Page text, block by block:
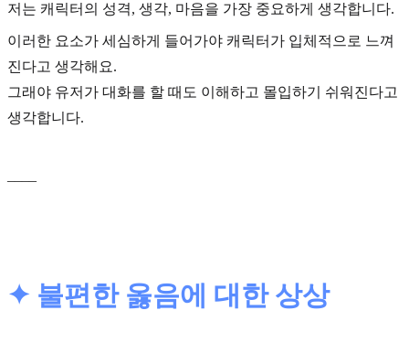
저는 캐릭터의 성격, 생각, 마음을 가장 중요하게 생각합니다.
이러한 요소가 세심하게 들어가야 캐릭터가 입체적으로 느껴
진다고 생각해요.
그래야 유저가 대화를 할 때도 이해하고 몰입하기 쉬워진다고
생각합니다.
✦ 불편한 옳음에 대한 상상